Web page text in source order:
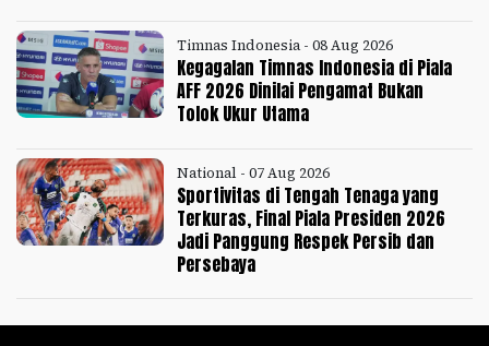
Timnas Indonesia - 08 Aug 2026
Kegagalan Timnas Indonesia di Piala
AFF 2026 Dinilai Pengamat Bukan
Tolok Ukur Utama
National - 07 Aug 2026
Sportivitas di Tengah Tenaga yang
Terkuras, Final Piala Presiden 2026
Jadi Panggung Respek Persib dan
Persebaya